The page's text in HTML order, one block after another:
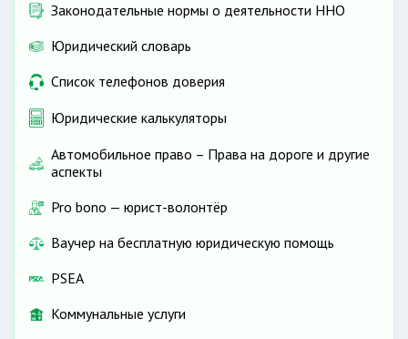
Законодательные нормы о деятельности ННО
Юридический словарь
Список телефонов доверия
Юридические калькуляторы
Автомобильное право – Права на дороге и другие
аспекты
Pro bono — юрист-волонтёр
Ваучер на бесплатную юридическую помощь
PSEA
Коммунальные услуги